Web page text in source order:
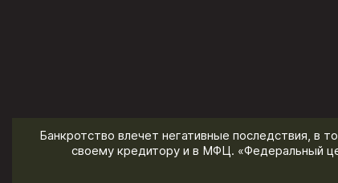
Банкротство влечет негативные последствия, в
своему кредитору и в МФЦ. «Федеральный